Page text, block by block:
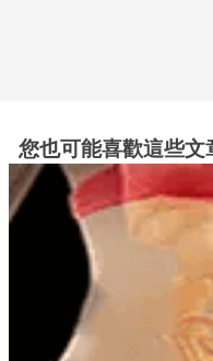
您也可能喜歡這些文